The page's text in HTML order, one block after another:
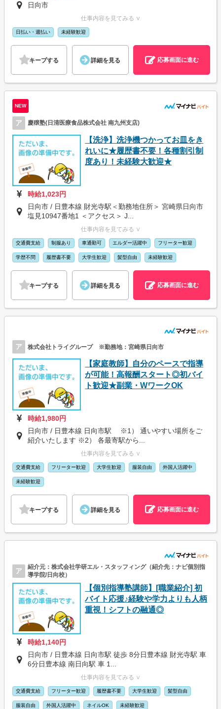
日向市
仕事内容を見てみる ∨
日払い・週払い 未経験歓迎
キープする 詳細を見る 応募画面に進む
NEW
ア 慶穣塾(日清医療食品株式会社 南九州支店)
【洗浄】洗浄機つかってお皿をき
れいに★履歴書不要！各種割引制
度あり！未経験大歓迎★
時給1,023円
日向市 / 日豊本線 財光寺駅＜勤務地住所＞ 宮崎県日向市
塩見10947番地1 ＜アクセス＞ J...
仕事内容を見てみる ∨
交通費支給 制服あり 車通勤可 エルダー活躍中 フリーター歓迎
学歴不問 履歴書不要 大学生歓迎 髪型自由 未経験歓迎
キープする 詳細を見る 応募画面に進む
ア 株式会社トライグループ ※勤務地：宮崎県日向市
【家庭教師】自分のペースで指導
が可能！高報酬スタート◎初バイ
ト歓迎★副業・WワークOK
時給1,980円
日向市 / 日豊本線 日向市駅 ※1） 通いやすい場所をご
紹介いたします ※2） 各最寄駅から...
仕事内容を見てみる ∨
交通費支給 フリーター歓迎 大学生歓迎 服装自由 外国人活躍中
未経験歓迎
キープする 詳細を見る 応募画面に進む
ア
紹介元：株式会社学研エル・スタッフィング（紹介先：ナビ個別指
導学院/日向校）
【個別指導塾講師】[職業紹介] 初
バイト応援♪経験や学力よりも人柄
重視！シフトの融通◎
時給1,140円
日向市 / 日豊本線 日向市駅 徒歩 8分日豊本線 財光寺駅 車
6分日豊本線 南日向駅 車 1...
仕事内容を見てみる ∨
交通費支給 フリーター歓迎 履歴書不要 大学生歓迎 髪型自由
服装自由 外国人活躍中 ネイルOK 未経験歓迎